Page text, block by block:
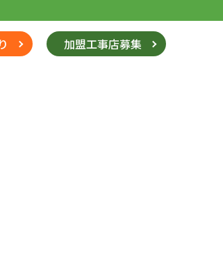
加盟工事店募集